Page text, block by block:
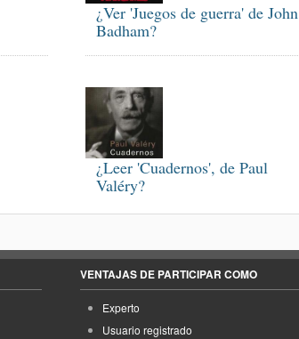
¿Ver 'Juegos de guerra' de John
Badham?
¿Leer 'Cuadernos', de Paul
Valéry?
VENTAJAS DE PARTICIPAR COMO
Experto
Usuario registrado